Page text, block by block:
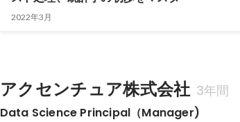
2022年3月
アクセンチュア株式会社 3年間
Data Science Principal（Manager)